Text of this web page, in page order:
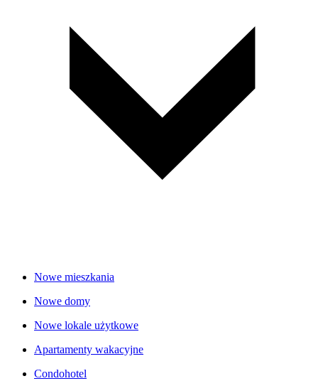
Nowe mieszkania
Nowe domy
Nowe lokale użytkowe
Apartamenty wakacyjne
Condohotel